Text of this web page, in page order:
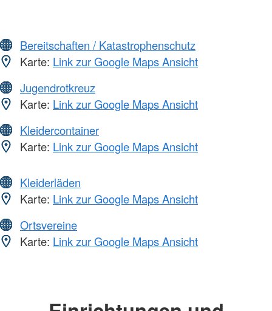
Bereitschaften / Katastrophenschutz
Karte: Link zur Google Maps Ansicht
Jugendrotkreuz
Karte: Link zur Google Maps Ansicht
Kleidercontainer
Karte: Link zur Google Maps Ansicht
Kleiderläden
Karte: Link zur Google Maps Ansicht
Ortsvereine
Karte: Link zur Google Maps Ansicht